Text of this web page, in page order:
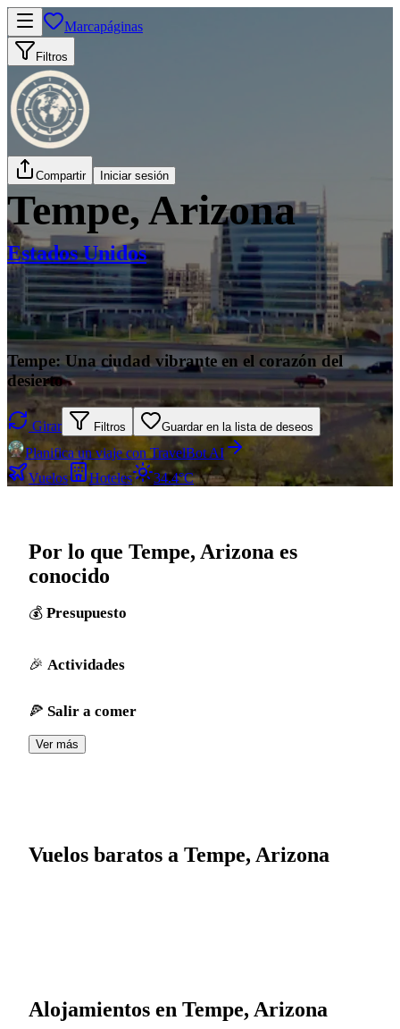
Marcapáginas
Filtros
Compartir Iniciar sesión
Tempe, Arizona
Estados Unidos
Tempe: Una ciudad vibrante en el corazón del
desierto
Girar Filtros Guardar en la lista de deseos
Planifica un viaje con TravelBot AI
Vuelos
Hoteles 34.4°C
Por lo que Tempe, Arizona es
conocido
Presupuesto
Actividades
Salir a comer
Ver más
Vuelos baratos a Tempe, Arizona
Alojamientos en Tempe, Arizona